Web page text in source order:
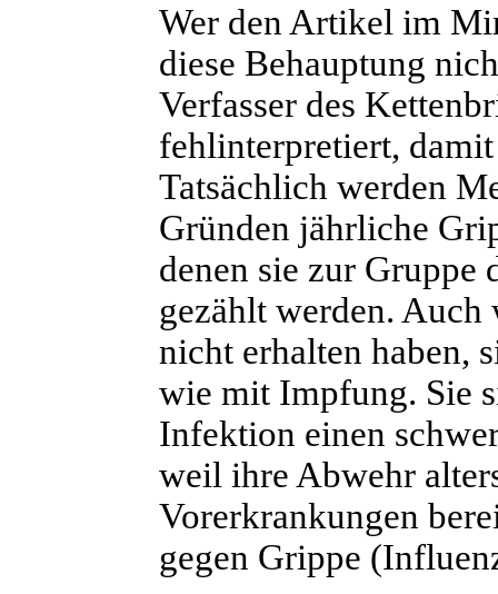
Wer den Artikel im
diese Behauptung
Verfasser des
fehlinterpretiert,
Tatsächlich werden
Gründen jährliche
denen sie zur
gezählt werden.
nicht erhalten haben,
wie mit Impfung. Sie
Infektion einen
weil ihre Abwehr
Vorerkrankungen
gegen Grippe